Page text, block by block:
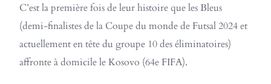
C’est la première fois de leur histoire que les Bleus
(demi-finalistes de la Coupe du monde de Futsal 2024 et
actuellement en tête du groupe 10 des éliminatoires)
affronte à domicile le Kosovo (64e FIFA).